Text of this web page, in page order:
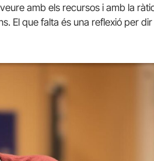
amb els recursos i amb la
El que falta és una reflexió per dir